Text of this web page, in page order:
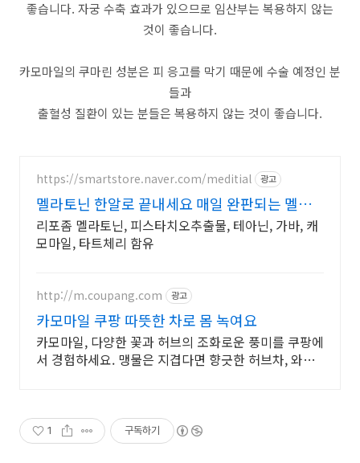
좋습니다. 자궁 수축 효과가 있으므로 임산부는 복용하지 않는
것이 좋습니다.
카모마일의 쿠마린 성분은 피 응고를 막기 때문에 수술 예정인 분
들과
출혈성 질환이 있는 분들은 복용하지 않는 것이 좋습니다.
https://smartstore.naver.com/meditial 광고
멜라토닌 한알로 끝내세요 매일 완판되는 멜라
토닌
리포좀 멜라토닌, 피스타치오추출물, 테아닌, 가바, 캐
모마일, 타트체리 함유
http://m.coupang.com 광고
카모마일 쿠팡 따뜻한 차로 몸 녹여요
카모마일, 다양한 꽃과 허브의 조화로운 풍미를 쿠팡에
서 경험하세요. 맹물은 지겹다면 향긋한 허브차, 와우
1 구독하기